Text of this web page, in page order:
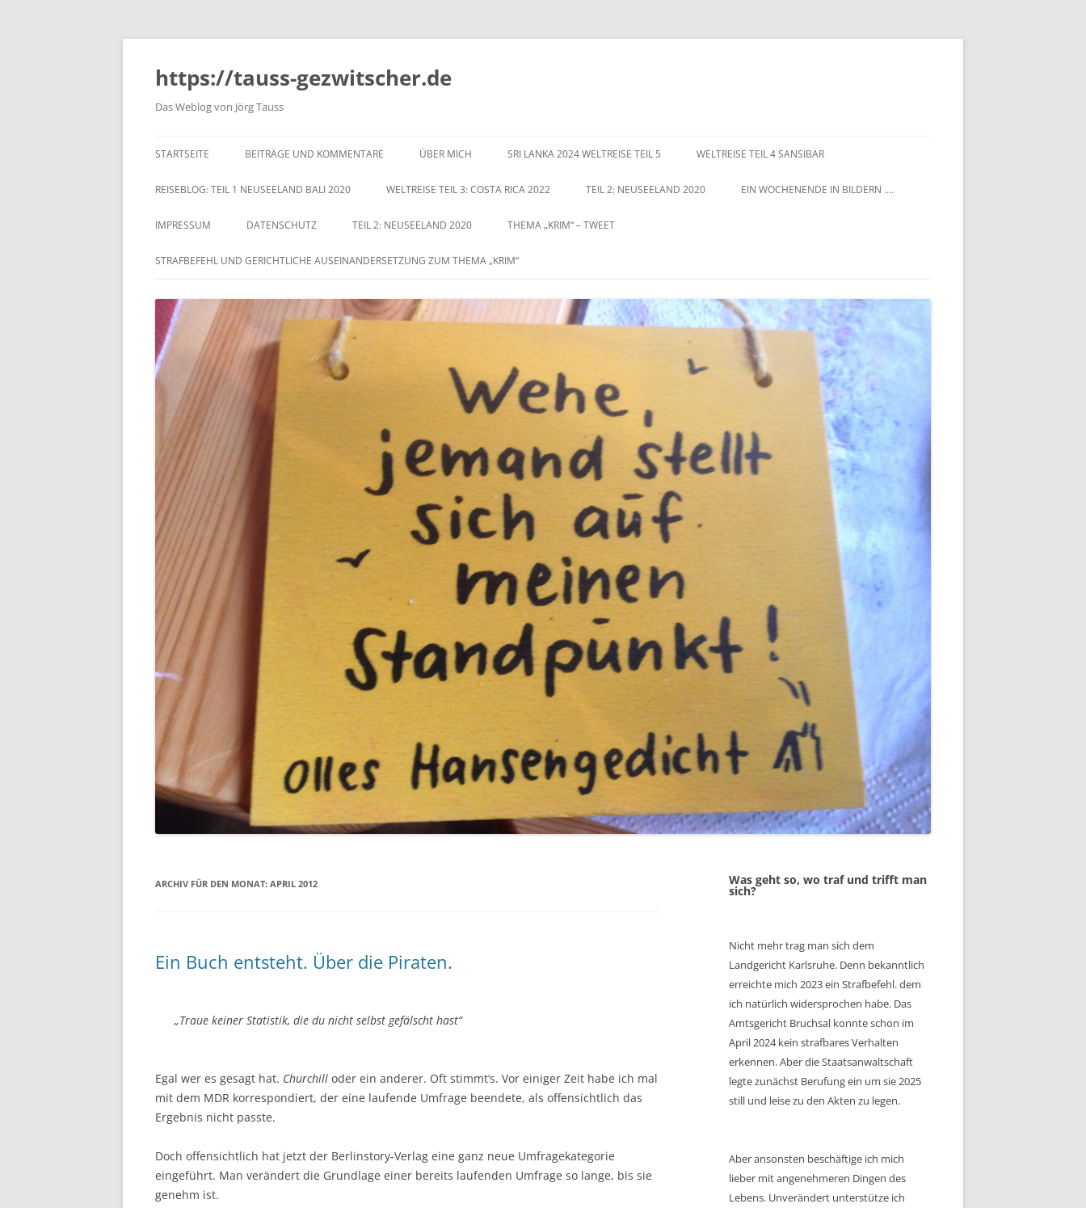
https://tauss-gezwitscher.de
Das Weblog von Jörg Tauss
Inhalt
STARTSEITE BEITRÄGE UND KOMMENTARE ÜBER MICH SRI LANKA 2024 WELTREISE TEIL 5 WELTREISE TEIL 4 SANSIBAR
REISEBLOG: TEIL 1 NEUSEELAND BALI 2020 WELTREISE TEIL 3: COSTA RICA 2022 TEIL 2: NEUSEELAND 2020 EIN WOCHENENDE IN BILDERN ….
IMPRESSUM DATENSCHUTZ TEIL 2: NEUSEELAND 2020 THEMA „KRIM“ – TWEET
STRAFBEFEHL UND GERICHTLICHE AUSEINANDERSETZUNG ZUM THEMA „KRIM“
ARCHIV FÜR DEN MONAT: APRIL 2012
Ein Buch entsteht. Über die Piraten.
„Traue keiner Statistik, die du nicht selbst gefälscht hast“
Egal wer es gesagt hat. Churchill oder ein anderer. Oft stimmt‘s. Vor einiger Zeit habe ich mal
mit dem MDR korrespondiert, der eine laufende Umfrage beendete, als offensichtlich das
Ergebnis nicht passte.
Doch offensichtlich hat jetzt der Berlinstory-Verlag eine ganz neue Umfragekategorie
eingeführt. Man verändert die Grundlage einer bereits laufenden Umfrage so lange, bis sie
genehm ist.
Was geht so, wo traf und trifft man
sich?
Nicht mehr trag man sich dem
Landgericht Karlsruhe. Denn bekanntlich
erreichte mich 2023 ein Strafbefehl. dem
ich natürlich widersprochen habe. Das
Amtsgericht Bruchsal konnte schon im
April 2024 kein strafbares Verhalten
erkennen. Aber die Staatsanwaltschaft
legte zunächst Berufung ein um sie 2025
still und leise zu den Akten zu legen.
Aber ansonsten beschäftige ich mich
lieber mit angenehmeren Dingen des
Lebens. Unverändert unterstütze ich